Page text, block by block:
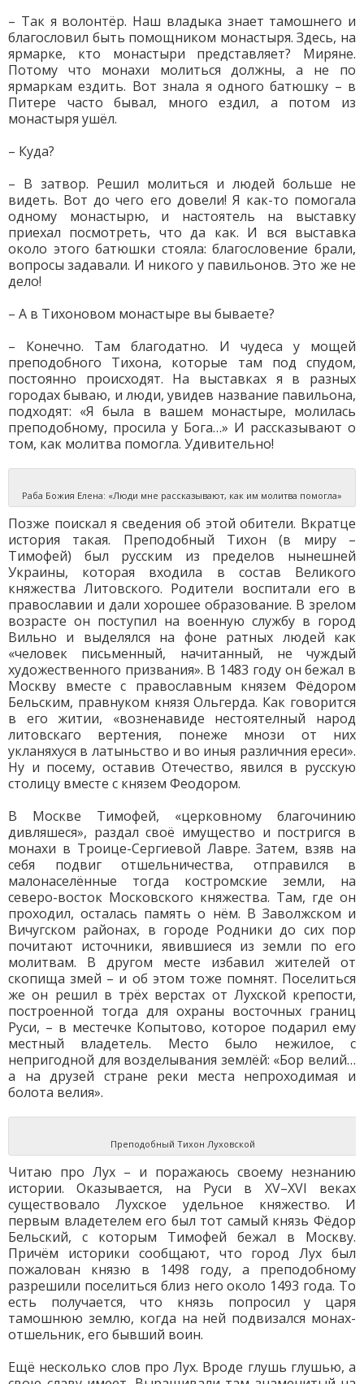
– Так я волонтёр. Наш владыка знает тамошнего и
благословил быть помощником монастыря. Здесь, на
ярмарке, кто монастыри представляет? Миряне.
Потому что монахи молиться должны, а не по
ярмаркам ездить. Вот знала я одного батюшку – в
Питере часто бывал, много ездил, а потом из
монастыря ушёл.
– Куда?
– В затвор. Решил молиться и людей больше не
видеть. Вот до чего его довели! Я как-то помогала
одному монастырю, и настоятель на выставку
приехал посмотреть, что да как. И вся выставка
около этого батюшки стояла: благословение брали,
вопросы задавали. И никого у павильонов. Это же не
дело!
– А в Тихоновом монастыре вы бываете?
– Конечно. Там благодатно. И чудеса у мощей
преподобного Тихона, которые там под спудом,
постоянно происходят. На выставках я в разных
городах бываю, и люди, увидев название павильона,
подходят: «Я была в вашем монастыре, молилась
преподобному, просила у Бога…» И рассказывают о
том, как молитва помогла. Удивительно!
Раба Божия Елена: «Люди мне рассказывают, как им молитва помогла»
Позже поискал я сведения об этой обители. Вкратце
история такая. Преподобный Тихон (в миру –
Тимофей) был русским из пределов нынешней
Украины, которая входила в состав Великого
княжества Литовского. Родители воспитали его в
православии и дали хорошее образование. В зрелом
возрасте он поступил на военную службу в город
Вильно и выделялся на фоне ратных людей как
«человек письменный, начитанный, не чуждый
художественного призвания». В 1483 году он бежал в
Москву вместе с православным князем Фёдором
Бельским, правнуком князя Ольгерда. Как говорится
в его житии, «возненавиде нестоятелный народ
литовскаго вертения, понеже мнози от них
укланяхуся в латыньство и во иныя различния ереси».
Ну и посему, оставив Отечество, явился в русскую
столицу вместе с князем Феодором.
В Москве Тимофей, «церковному благочинию
дивляшеся», раздал своё имущество и постригся в
монахи в Троице-Сергиевой Лавре. Затем, взяв на
себя подвиг отшельничества, отправился в
малонаселённые тогда костромские земли, на
северо-восток Московского княжества. Там, где он
проходил, осталась память о нём. В Заволжском и
Вичугском районах, в городе Родники до сих пор
почитают источники, явившиеся из земли по его
молитвам. В другом месте избавил жителей от
скопища змей – и об этом тоже помнят. Поселиться
же он решил в трёх верстах от Лухской крепости,
построенной тогда для охраны восточных границ
Руси, – в местечке Копытово, которое подарил ему
местный владетель. Место было нежилое, с
непригодной для возделывания землёй: «Бор велий…
а на друзей стране реки места непроходимая и
болота велия».
Преподобный Тихон Луховской
Читаю про Лух – и поражаюсь своему незнанию
истории. Оказывается, на Руси в XV–XVI веках
существовало Лухское удельное княжество. И
первым владетелем его был тот самый князь Фёдор
Бельский, с которым Тимофей бежал в Москву.
Причём историки сообщают, что город Лух был
пожалован князю в 1498 году, а преподобному
разрешили поселиться близ него около 1493 года. То
есть получается, что князь попросил у царя
тамошнюю землю, когда на ней подвизался монах-
отшельник, его бывший воин.
Ещё несколько слов про Лух. Вроде глушь глушью, а